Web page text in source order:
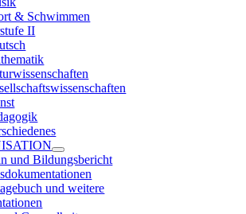
& Schwimmen
II
und Bildungsbericht
und weitere